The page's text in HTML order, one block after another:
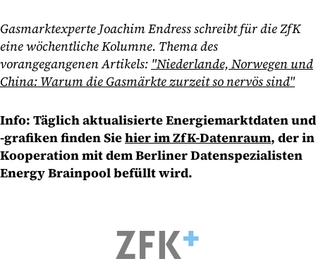
Gasmarktexperte Joachim Endress schreibt für die ZfK
eine wöchentliche Kolumne. Thema des
vorangegangenen Artikels: "Niederlande, Norwegen und
China: Warum die Gasmärkte zurzeit so nervös sind"
Info: Täglich aktualisierte Energiemarktdaten und
-grafiken finden Siehier im ZfK-Datenraum, der in
Kooperation mit dem Berliner Datenspezialisten
Energy Brainpool befüllt wird.